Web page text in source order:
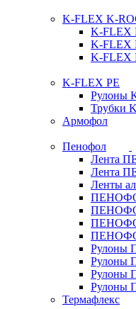
K-FLEX K-
K-FLEX
K-FLEX
K-FLEX
K-FLEX PE
Рулоны
Трубки
Армофол
Пенофол
Лента
Лента
Ленты
Рулоны
Рулоны
Рулоны
Рулоны
Термафлекс